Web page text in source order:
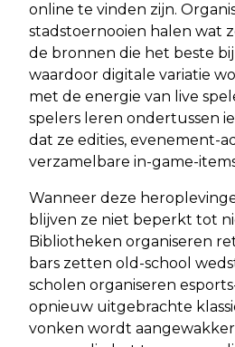
online te vinden zijn.
stadstoernooien halen wat
de bronnen die het beste bij
waardoor digitale variatie
met de energie van live
spelers leren ondertussen
dat ze edities, evenement-
verzamelbare in-game-
Wanneer deze
blijven ze niet beperkt tot
Bibliotheken organiseren
bars zetten old-school
scholen organiseren
opnieuw uitgebrachte
vonken wordt